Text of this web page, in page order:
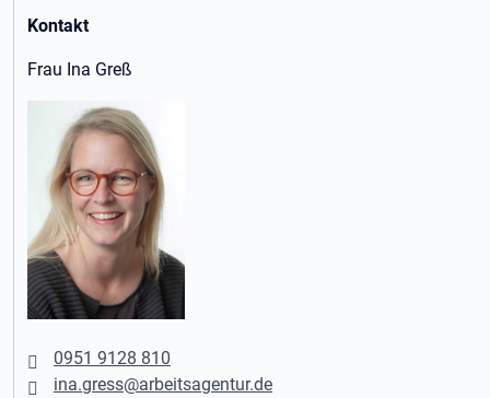
Kontakt
Frau Ina Greß
0951 9128 810
ina.gress@arbeitsagentur.de